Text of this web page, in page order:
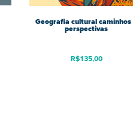
Geografia cultural caminhos
perspectivas
R$135,00